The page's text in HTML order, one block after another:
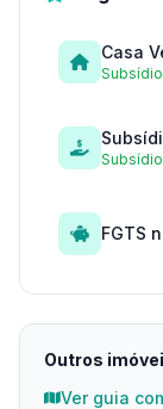
Casa
FGTS
Outros
Ver guia